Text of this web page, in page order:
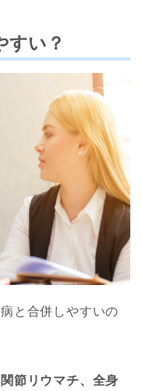
すい？
と合併しやすいの
関節リウマチ、全身